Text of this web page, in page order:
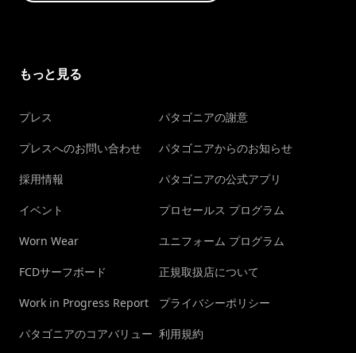
もっと見る
プレス
プレスへのお問い合わせ
採用情報
イベント
Worn Wear
FCDサーフボード
Work in Progress Report
パタゴニアのコアバリュー
パタゴニアの謝意
パタゴニアからのお知らせ
パタゴニアの公式アプリ
プロセールス プログラム
ユニフォーム プログラム
正規取扱店について
プライバシーポリシー
利用規約